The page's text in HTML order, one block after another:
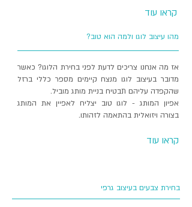
קראו עוד
מהו עיצוב לוגו ולמה הוא טוב?
אז מה אנחנו צריכים לדעת לפני בחירת הלוגו?​ כאשר
מדובר בעיצוב לוגו מנצח קיימים מספר כללי ברזל
שהקפדה עליהם תבטיח בניית מותג מוביל.
אפיון המותג - לוגו טוב יצליח לאפיין את המותג
בצורה ויזואלית בהתאמה לזהותו.
קראו עוד
בחירת צבעים בעיצוב גרפי